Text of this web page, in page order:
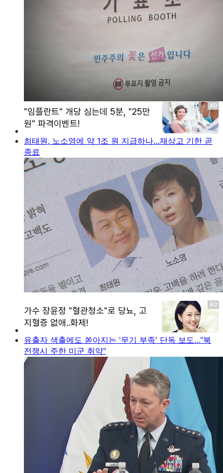
최태원, 노소영에 약 1조 원 지급하나…재상고 기한 곧
종료
유출자 색출에도 쏟아지는 '무기 부족' 단독 보도…"북
전쟁시 주한 미군 취약"